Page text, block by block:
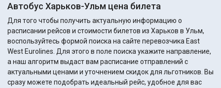
Автобус Харьков-Ульм цена билета
Для того чтобы получить актуальную информацию о
расписании рейсов и стоимости билетов из Харьков в Ульм,
воспользуйтесь формой поиска на сайте перевозчика East
West Eurolines. Для этого в поле поиска укажите направление,
а наш алгоритм выдаст вам расписание отправлений с
актуальными ценами и уточнением скидок для льготников. Вы
сразу можете подобрать идеальный рейс, удобное для вас